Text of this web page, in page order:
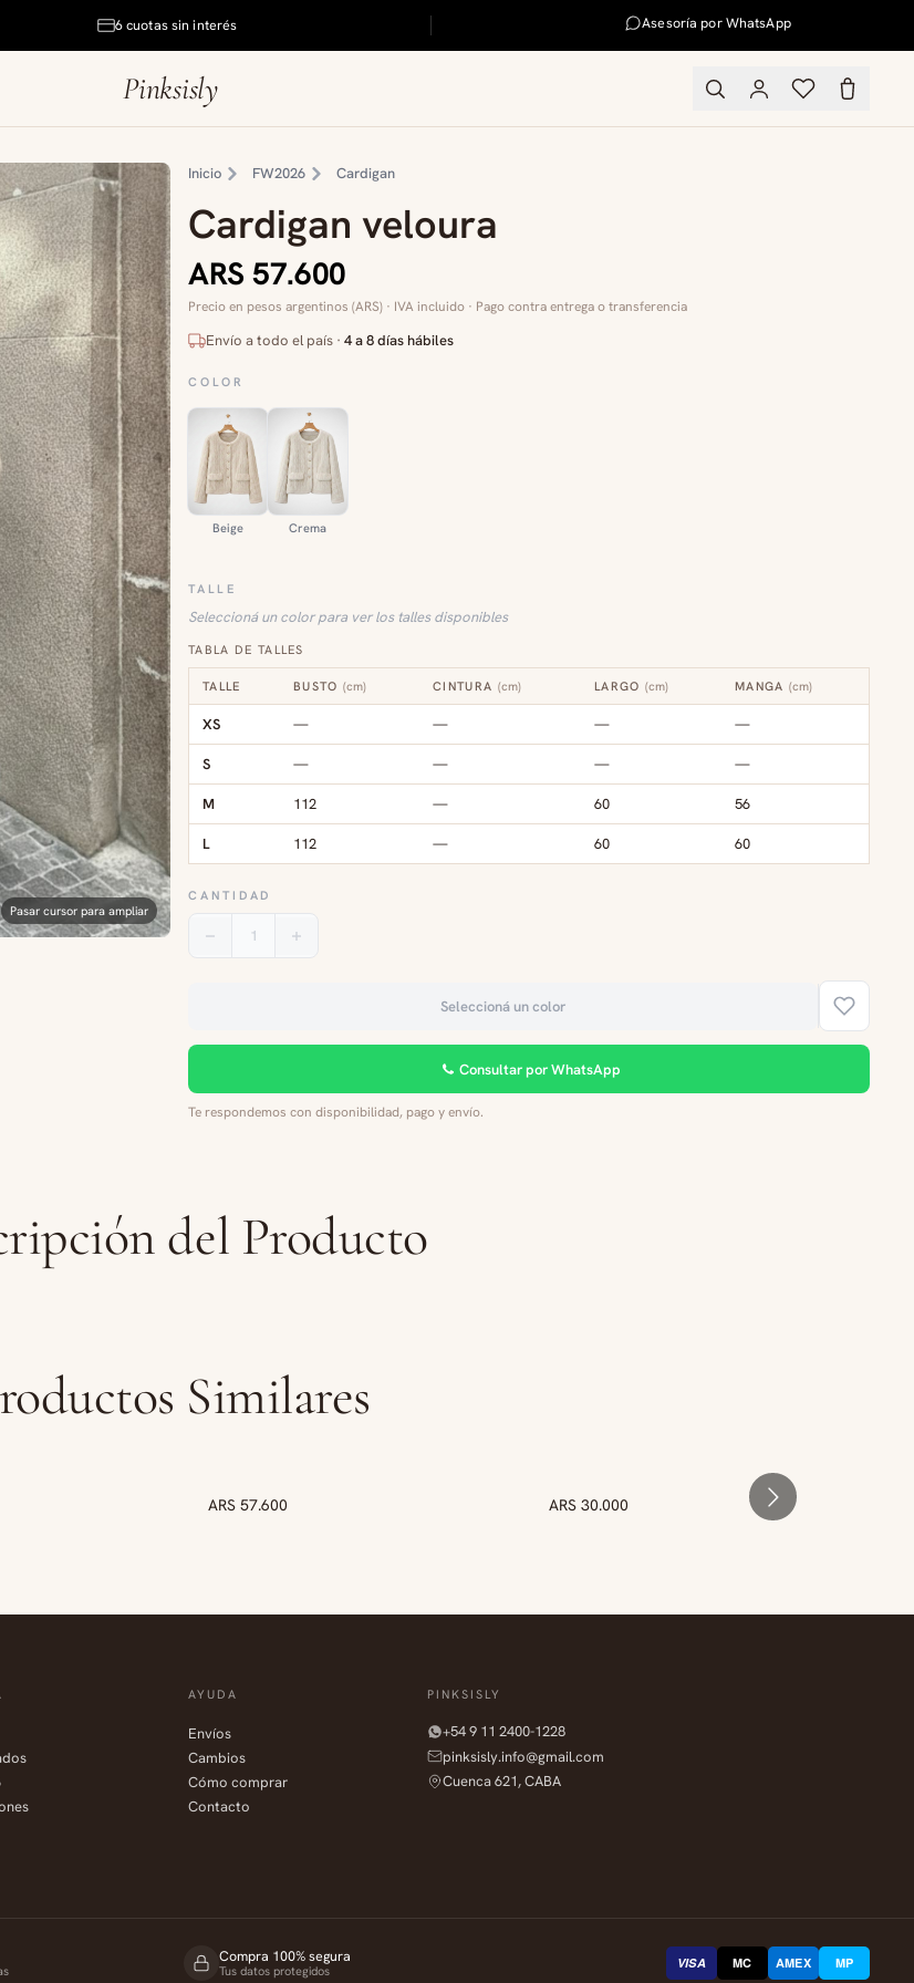
6 cuotas sin interés Asesoría por WhatsApp
Pinksisly
Pasar cursor para ampliar
Inicio FW2026 Cardigan
Cardigan veloura
ARS 57.600
Precio en pesos argentinos (ARS) · IVA incluido · Pago contra entrega o transferencia
Envío a todo el país · 4 a 8 días hábiles
COLOR
Beige Crema
TALLE
Seleccioná un color para ver los talles disponibles
TABLA DE TALLES
TALLE BUSTO (cm) CINTURA (cm) LARGO (cm) MANGA (cm)
XS — — — —
S — — — —
M 112 — 60 56
L 112 — 60 60
CANTIDAD
1
Seleccioná un color
Consultar por WhatsApp
Te respondemos con disponibilidad, pago y envío.
del Producto
Similares
ARS 57.600 ARS 30.000
AYUDA
Envíos
Cambios
Cómo comprar
Contacto
PINKSISLY
+54 9 11 2400-1228
pinksisly.info@gmail.com
Cuenca 621, CABA
Compra 100% segura
Tus datos protegidos VISA MC AMEX MP